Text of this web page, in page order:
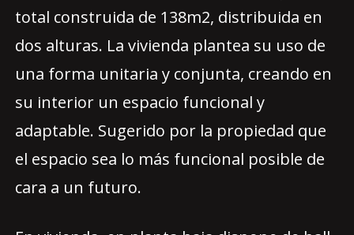
total construida de 138m2, distribuida en
dos alturas. La vivienda plantea su uso de
una forma unitaria y conjunta, creando en
su interior un espacio funcional y
adaptable. Sugerido por la propiedad que
el espacio sea lo más funcional posible de
cara a un futuro.